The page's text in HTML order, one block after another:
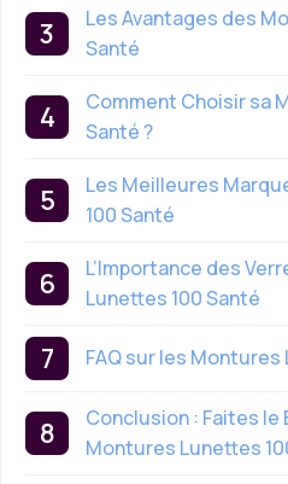
Les Avantages des
Santé
Comment Choisir sa
Santé ?
Les Meilleures
100 Santé
L’Importance des
Lunettes 100 Santé
FAQ sur les
Conclusion : Faites le
Montures Lunettes